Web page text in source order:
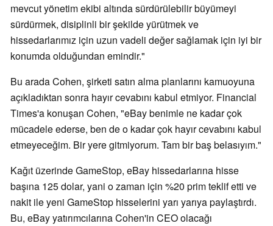
mevcut yönetim ekibi altında sürdürülebilir büyümeyi
sürdürmek, disiplinli bir şekilde yürütmek ve
hissedarlarımız için uzun vadeli değer sağlamak için iyi bir
konumda olduğundan emindir."
Bu arada Cohen, şirketi satın alma planlarını kamuoyuna
açıkladıktan sonra hayır cevabını kabul etmiyor. Financial
Times'a konuşan Cohen, "eBay benimle ne kadar çok
mücadele ederse, ben de o kadar çok hayır cevabını kabul
etmeyeceğim. Bir yere gitmiyorum. Tam bir baş belasıyım."
Kağıt üzerinde GameStop, eBay hissedarlarına hisse
başına 125 dolar, yani o zaman için %20 prim teklif etti ve
nakit ile yeni GameStop hisselerini yarı yarıya paylaştırdı.
Bu, eBay yatırımcılarına Cohen'in CEO olacağı